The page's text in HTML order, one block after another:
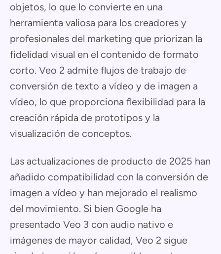
objetos, lo que lo convierte en una
herramienta valiosa para los creadores y
profesionales del marketing que priorizan la
fidelidad visual en el contenido de formato
corto. Veo 2 admite flujos de trabajo de
conversión de texto a vídeo y de imagen a
vídeo, lo que proporciona flexibilidad para la
creación rápida de prototipos y la
visualización de conceptos.
Las actualizaciones de producto de 2025 han
añadido compatibilidad con la conversión de
imagen a vídeo y han mejorado el realismo
del movimiento. Si bien Google ha
presentado Veo 3 con audio nativo e
imágenes de mayor calidad, Veo 2 sigue